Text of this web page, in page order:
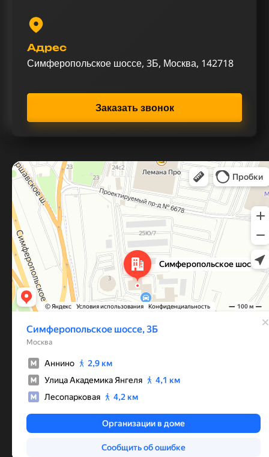
Адрес
Симферопольское шоссе, 3Б, Москва, 142718
Заказать звонок